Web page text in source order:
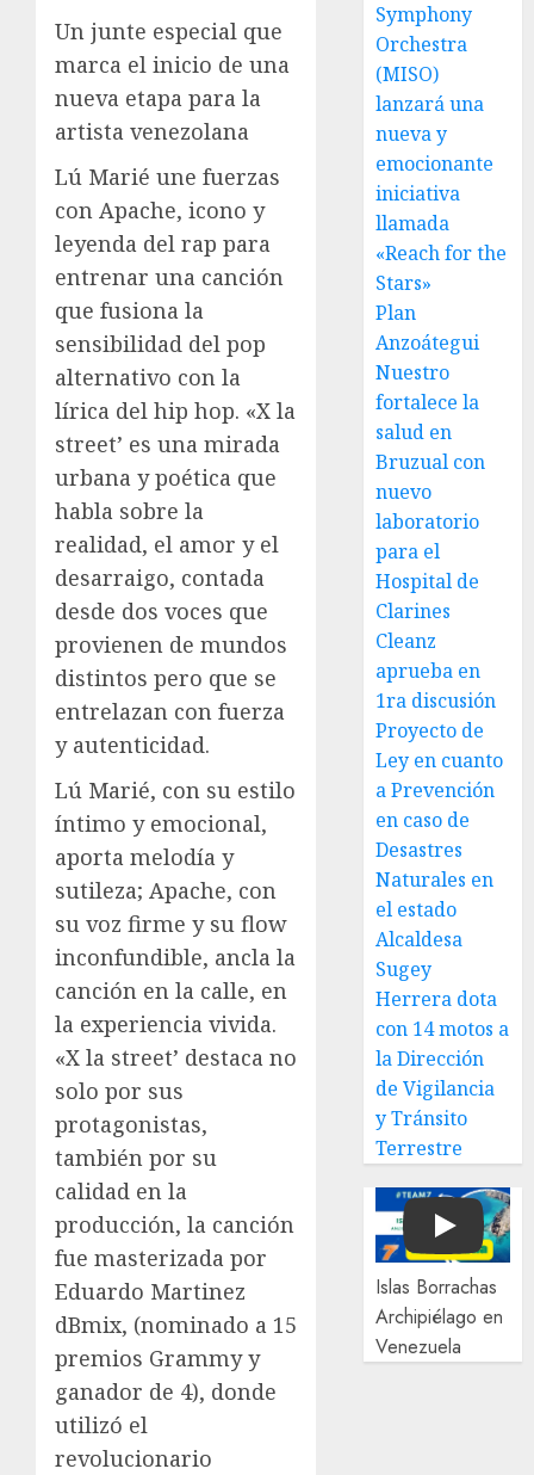
Un junte especial que
marca el inicio de una
nueva etapa para la
artista venezolana
Lú Marié une fuerzas
con Apache, icono y
leyenda del rap para
entrenar una canción
que fusiona la
sensibilidad del pop
alternativo con la
lírica del hip hop. «X la
street’ es una mirada
urbana y poética que
habla sobre la
realidad, el amor y el
desarraigo, contada
desde dos voces que
provienen de mundos
distintos pero que se
entrelazan con fuerza
y autenticidad.
Lú Marié, con su estilo
íntimo y emocional,
aporta melodía y
sutileza; Apache, con
su voz firme y su flow
inconfundible, ancla la
canción en la calle, en
la experiencia vivida.
«X la street’ destaca no
solo por sus
protagonistas,
también por su
calidad en la
producción, la canción
fue masterizada por
Eduardo Martinez
dBmix, (nominado a 15
premios Grammy y
ganador de 4), donde
utilizó el
revolucionario
Symphony
Orchestra
(MISO)
lanzará una
nueva y
emocionante
iniciativa
llamada
«Reach for the
Stars»
Plan
Anzoátegui
Nuestro
fortalece la
salud en
Bruzual con
nuevo
laboratorio
para el
Hospital de
Clarines
Cleanz
aprueba en
1ra discusión
Proyecto de
Ley en cuanto
a Prevención
en caso de
Desastres
Naturales en
el estado
Alcaldesa
Sugey
Herrera dota
con 14 motos a
la Dirección
de Vigilancia
y Tránsito
Terrestre
Play
Islas Borrachas
Archipiélago en
Venezuela